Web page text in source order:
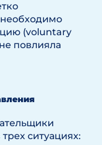
необходимо
(voluntary
повлияла
ситуациях: